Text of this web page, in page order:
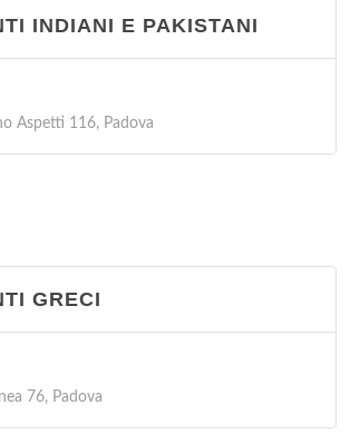
INDIANI E PAKISTANI
Aspetti 116, Padova
GRECI
76, Padova